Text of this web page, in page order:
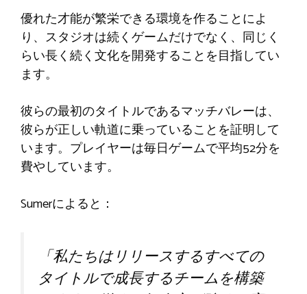
優れた才能が繁栄できる環境を作ることによ
り、スタジオは続くゲームだけでなく、同じく
らい長く続く文化を開発することを目指してい
ます。
彼らの最初のタイトルであるマッチバレーは、
彼らが正しい軌道に乗っていることを証明して
います。プレイヤーは毎日ゲームで平均52分を
費やしています。
Sumerによると：
「私たちはリリースするすべての
タイトルで成長するチームを構築